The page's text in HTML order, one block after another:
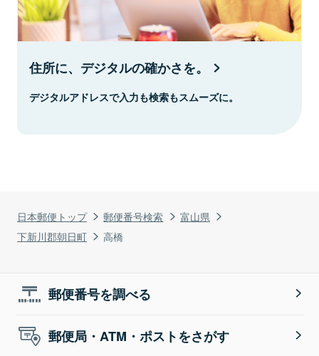
日本郵便トップ 郵便番号検索
富山県
下新川郡朝日町
高橋
住所に、デジタルの確かさを。
デジタルアドレスで入力も検索もスムーズに。
郵便番号を調べる
郵便局・ATM・ポストをさがす